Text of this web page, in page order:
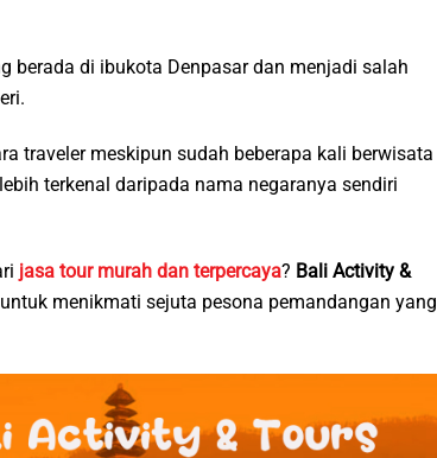
berada di ibukota Denpasar dan menjadi salah
traveler meskipun sudah beberapa kali berwisata
terkenal daripada nama negaranya sendiri
jasa tour murah dan terpercaya? Bali Activity &
menikmati sejuta pesona pemandangan yang